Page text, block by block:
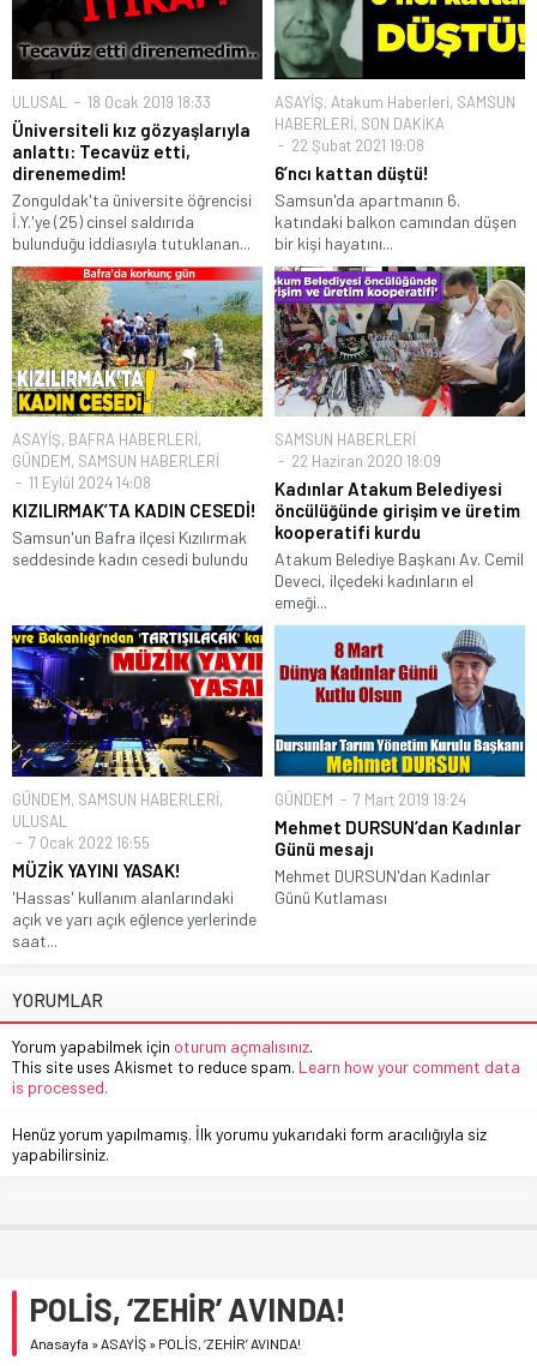
ULUSAL 18 Ocak 2019 18:33
Üniversiteli kız gözyaşlarıyla
anlattı: Tecavüz etti,
direnemedim!
Zonguldak'ta üniversite öğrencisi
İ.Y.'ye (25) cinsel saldırıda
bulunduğu iddiasıyla tutuklanan...
ASAYİŞ, Atakum Haberleri, SAMSUN
HABERLERİ, SON DAKİKA
22 Şubat 2021 19:08
6’ncı kattan düştü!
Samsun'da apartmanın 6.
katındaki balkon camından düşen
bir kişi hayatını...
ASAYİŞ, BAFRA HABERLERİ,
GÜNDEM, SAMSUN HABERLERİ
11 Eylül 2024 14:08
KIZILIRMAK’TA KADIN CESEDİ!
Samsun'un Bafra ilçesi Kızılırmak
seddesinde kadın cesedi bulundu
SAMSUN HABERLERİ
22 Haziran 2020 18:09
Kadınlar Atakum Belediyesi
öncülüğünde girişim ve üretim
kooperatifi kurdu
Atakum Belediye Başkanı Av. Cemil
Deveci, ilçedeki kadınların el
emeği...
GÜNDEM, SAMSUN HABERLERİ,
ULUSAL
7 Ocak 2022 16:55
MÜZİK YAYINI YASAK!
'Hassas' kullanım alanlarındaki
açık ve yarı açık eğlence yerlerinde
saat...
GÜNDEM 7 Mart 2019 19:24
Mehmet DURSUN’dan Kadınlar
Günü mesajı
Mehmet DURSUN'dan Kadınlar
Günü Kutlaması
YORUMLAR
Yorum yapabilmek için oturum açmalısınız.
This site uses Akismet to reduce spam. Learn how your comment data
is processed.
Henüz yorum yapılmamış. İlk yorumu yukarıdaki form aracılığıyla siz
yapabilirsiniz.
POLİS, ‘ZEHİR’ AVINDA!
Anasayfa »ASAYİŞ » POLİS, ‘ZEHİR’ AVINDA!